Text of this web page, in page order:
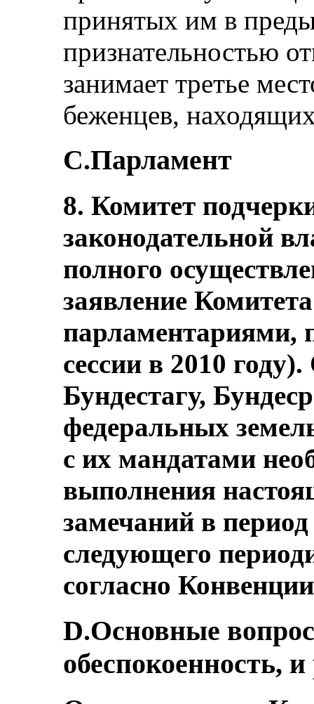
принятых им в
признательностью
занимает третье
беженцев,
C.Парламент
8. Комитет
законодательной
полного
заявление
парламентариями,
сессии в 2010
Бундестагу,
федеральных
с их мандатами
выполнения
замечаний в
следующего
согласно
D.Основные
обеспокоенность,